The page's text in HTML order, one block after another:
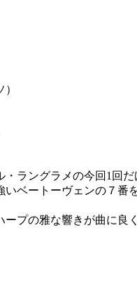
ラングラメの今回1回だ
ベートーヴェンの７番
ープの雅な響きが曲に良